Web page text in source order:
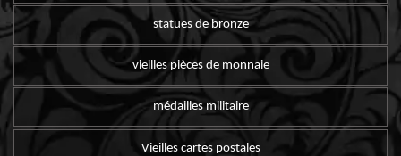
statues de bronze
vieilles pièces de monnaie
médailles militaire
Vieilles cartes postales